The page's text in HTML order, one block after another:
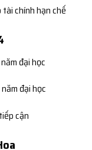
chính hạn chế
đại học
đại học
cận